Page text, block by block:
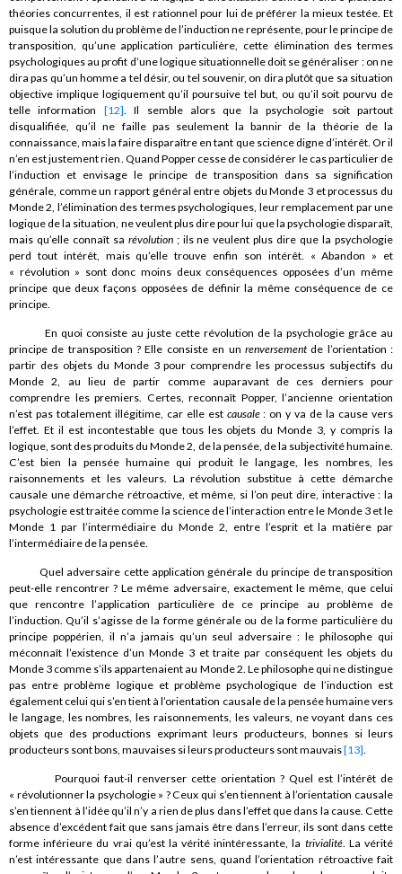
théories concurrentes, il est rationnel pour lui de préférer la mieux testée. Et
puisque la solution du problème de l’induction ne représente, pour le principe de
transposition, qu’une application particulière, cette élimination des termes
psychologiques au profit d’une logique situationnelle doit se généraliser : on ne
dira pas qu’un homme a tel désir, ou tel souvenir, on dira plutôt que sa situation
objective implique logiquement qu’il poursuive tel but, ou qu’il soit pourvu de
telle information [12]. Il semble alors que la psychologie soit partout
disqualifiée, qu’il ne faille pas seulement la bannir de la théorie de la
connaissance, mais la faire disparaître en tant que science digne d’intérêt. Or il
n’en est justement rien. Quand Popper cesse de considérer le cas particulier de
l’induction et envisage le principe de transposition dans sa signification
générale, comme un rapport général entre objets du Monde 3 et processus du
Monde 2, l’élimination des termes psychologiques, leur remplacement par une
logique de la situation, ne veulent plus dire pour lui que la psychologie disparaît,
mais qu’elle connaît sa révolution; ils ne veulent plus dire que la psychologie
perd tout intérêt, mais qu’elle trouve enfin son intérêt. « Abandon » et
« révolution » sont donc moins deux conséquences opposées d’un même
principe que deux façons opposées de définir la même conséquence de ce
principe.
En quoi consiste au juste cette révolution de la psychologie grâce au
principe de transposition ? Elle consiste en un renversementde l’orientation :
partir des objets du Monde 3 pour comprendre les processus subjectifs du
Monde 2, au lieu de partir comme auparavant de ces derniers pour
comprendre les premiers. Certes, reconnaît Popper, l’ancienne orientation
n’est pas totalement illégitime, car elle est causale: on y va de la cause vers
l’effet. Et il est incontestable que tous les objets du Monde 3, y compris la
logique, sont des produits du Monde 2, de la pensée, de la subjectivité humaine.
C’est bien la pensée humaine qui produit le langage, les nombres, les
raisonnements et les valeurs. La révolution substitue à cette démarche
causale une démarche rétroactive, et même, si l’on peut dire, interactive : la
psychologie est traitée comme la science de l’interaction entre le Monde 3 et le
Monde 1 par l’intermédiaire du Monde 2, entre l’esprit et la matière par
l’intermédiaire de la pensée.
Quel adversaire cette application générale du principe de transposition
peut-elle rencontrer ? Le même adversaire, exactement le même, que celui
que rencontre l’application particulière de ce principe au problème de
l’induction. Qu’il s’agisse de la forme générale ou de la forme particulière du
principe poppérien, il n’a jamais qu’un seul adversaire : le philosophe qui
méconnaît l’existence d’un Monde 3 et traite par conséquent les objets du
Monde 3 comme s’ils appartenaient au Monde 2. Le philosophe qui ne distingue
pas entre problème logique et problème psychologique de l’induction est
également celui qui s’en tient à l’orientation causale de la pensée humaine vers
le langage, les nombres, les raisonnements, les valeurs, ne voyant dans ces
objets que des productions exprimant leurs producteurs, bonnes si leurs
producteurs sont bons, mauvaises si leurs producteurs sont mauvais[13].
Pourquoi faut-il renverser cette orientation ? Quel est l’intérêt de
« révolutionner la psychologie » ? Ceux qui s’en tiennent à l’orientation causale
s’en tiennent à l’idée qu’il n’y a rien de plus dans l’effet que dans la cause. Cette
absence d’excédent fait que sans jamais être dans l’erreur, ils sont dans cette
forme inférieure du vrai qu’est la vérité inintéressante, la trivialité. La vérité
n’est intéressante que dans l’autre sens, quand l’orientation rétroactive fait